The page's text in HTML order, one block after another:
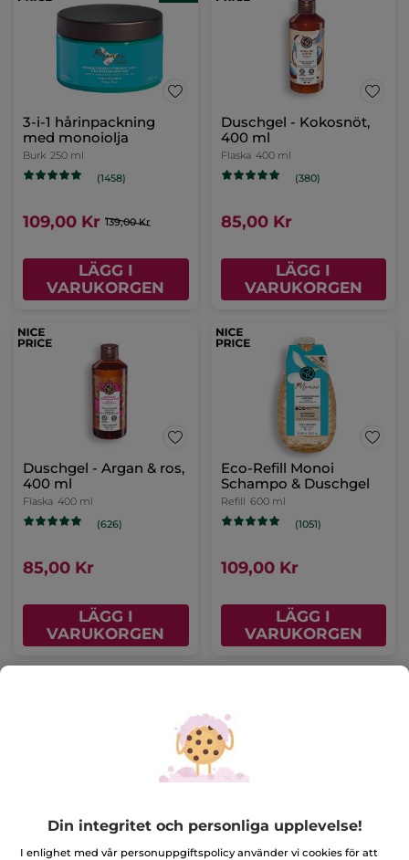
3-i-1 hårinpackning
med monoiolja
Burk 250 ml
(1458)
109,00 Kr 139,00 Kr
LÄGG I
VARUKORGEN
Duschgel - Kokosnöt,
400 ml
Flaska 400 ml
(380)
85,00 Kr
LÄGG I
VARUKORGEN
Duschgel - Argan & ros,
400 ml
Flaska 400 ml
(626)
85,00 Kr
LÄGG I
VARUKORGEN
Eco-Refill Monoi
Schampo & Duschgel
Refill 600 ml
(1051)
109,00 Kr
LÄGG I
VARUKORGEN
Bourbonvanilj, 400 ml
Flaska
400 ml
Bourbonvanilj
Sprayflaska
100 ml
Din integritet och personliga upplevelse!
I enlighet med vår personuppgiftspolicy använder vi cookies för att